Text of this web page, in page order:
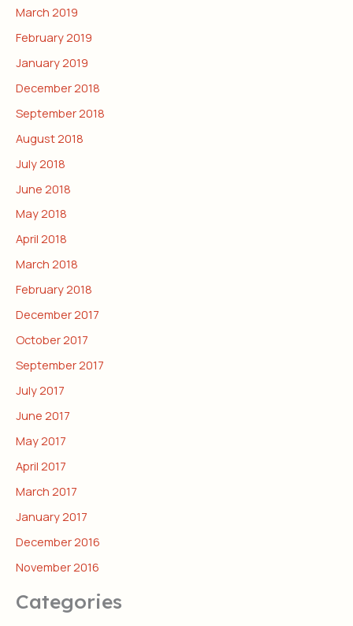
March 2019
February 2019
January 2019
December 2018
September 2018
August 2018
July 2018
June 2018
May 2018
April 2018
March 2018
February 2018
December 2017
October 2017
September 2017
July 2017
June 2017
May 2017
April 2017
March 2017
January 2017
December 2016
November 2016
Categories